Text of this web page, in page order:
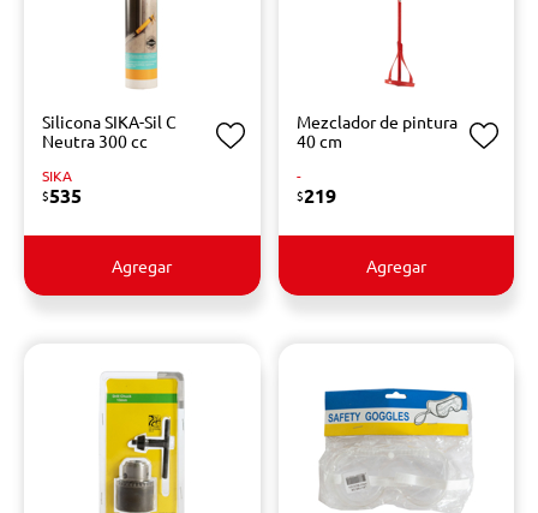
Silicona SIKA-Sil C
Neutra 300 cc
SIKA
$535
Agregar
Mezclador de pintura
40 cm
-
$219
Agregar